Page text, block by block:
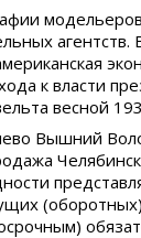
агентств.
к власти
весной
Вышний
(оборотных)